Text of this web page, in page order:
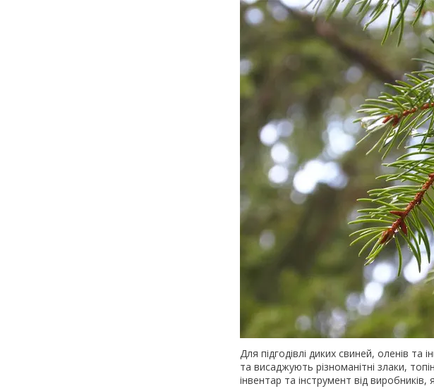
Для підгодівлі диких свиней, оленів та
та висаджують різноманітні злаки,
інвентар та інструмент від